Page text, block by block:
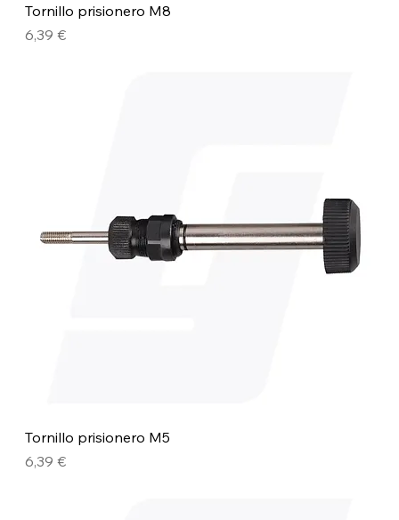
Tornillo prisionero M8
Precio
6,39 €
Tornillo prisionero M5
Precio
6,39 €